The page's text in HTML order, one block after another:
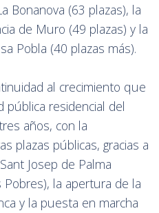
Bonanova (63 plazas), la
de Muro (49 plazas) y la
Pobla (40 plazas más).
al crecimiento que
pública residencial del
años, con la
plazas públicas, gracias a
Josep de Palma
la apertura de la
y la puesta en marcha